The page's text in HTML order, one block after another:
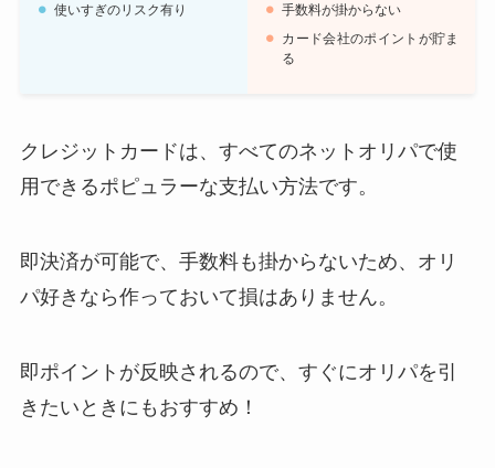
使いすぎのリスク有り
手数料が掛からない
カード会社のポイントが貯ま
る
クレジットカードは、すべてのネットオリパで使
用できるポピュラーな支払い方法です。
即決済が可能で、手数料も掛からないため、オリ
パ好きなら作っておいて損はありません。
即ポイントが反映されるので、すぐにオリパを引
きたいときにもおすすめ！